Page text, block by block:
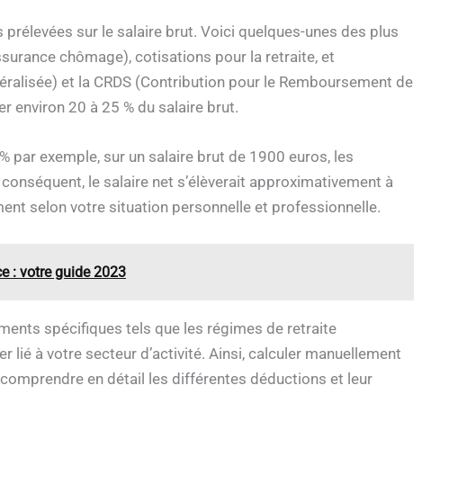
sur le salaire brut. Voici quelques-unes des plus
chômage), cotisations pour la retraite, et
et la CRDS (Contribution pour le Remboursement de
environ 20 à 25 % du salaire brut.
par exemple, sur un salaire brut de 1900 euros, les
le salaire net s’élèverait approximativement à
selon votre situation personnelle et professionnelle.
: votre guide 2023
spécifiques tels que les régimes de retraite
à votre secteur d’activité. Ainsi, calculer manuellement
en détail les différentes déductions et leur